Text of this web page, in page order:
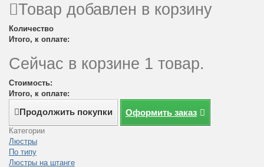
Товар добавлен в корзину
Количество
Итого, к оплате:
Сейчас в корзине 1 товар.
Стоимость:
Итого, к оплате:
Продолжить покупки Оформить заказ
Категории
Люстры
По типу
Люстры на штанге